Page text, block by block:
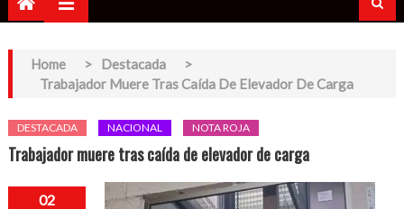
Home > Destacada
>
Trabajador Muere Tras Caída De Elevador De Carga
DESTACADA NACIONAL NOTA ROJA
Trabajador muere tras caída de elevador de carga
02